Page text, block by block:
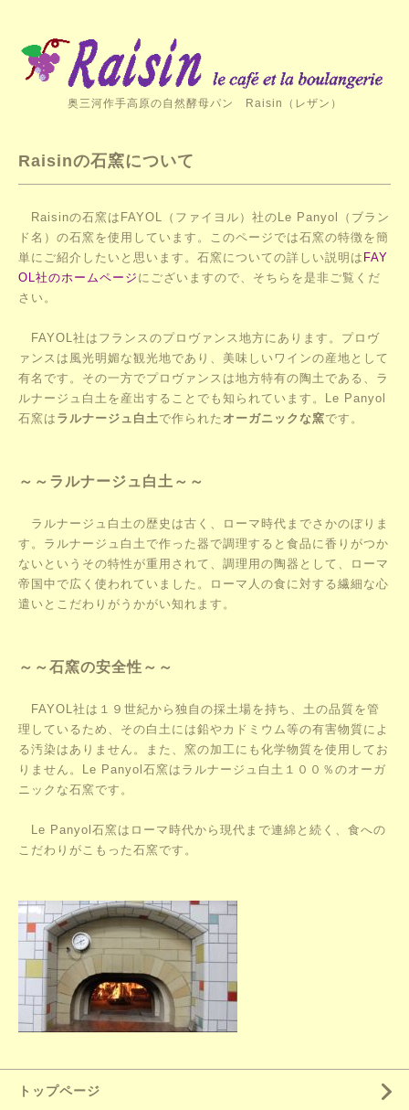
奥三河作手高原の自然酵母パン Raisin（レザン）
Raisinの石窯について
Raisinの石窯はFAYOL（ファイヨル）社のLe Panyol（ブラン
ド名）の石窯を使用しています。このページでは石窯の特徴を簡
単にご紹介したいと思います。石窯についての詳しい説明は FAY
OL社のホームページ にございますので、そちらを是非ご覧くだ
さい。
FAYOL社はフランスのプロヴァンス地方にあります。プロヴ
ァンスは風光明媚な観光地であり、美味しいワインの産地として
有名です。その一方でプロヴァンスは地方特有の陶土である、ラ
ルナージュ白土を産出することでも知られています。Le Panyol
石窯は ラルナージュ白土で作られた オーガニックな窯です。
～～ラルナージュ白土～～
ラルナージュ白土の歴史は古く、ローマ時代までさかのぼりま
す。ラルナージュ白土で作った器で調理すると食品に香りがつか
ないというその特性が重用されて、調理用の陶器として、ローマ
帝国中で広く使われていました。ローマ人の食に対する繊細な心
遣いとこだわりがうかがい知れます。
～～石窯の安全性～～
FAYOL社は１９世紀から独自の採土場を持ち、土の品質を管
理しているため、その白土には鉛やカドミウム等の有害物質によ
る汚染はありません。また、窯の加工にも化学物質を使用してお
りません。Le Panyol石窯はラルナージュ白土１００％のオーガ
ニックな石窯です。
Le Panyol石窯はローマ時代から現代まで連綿と続く、食への
こだわりがこもった 石窯です。
トップページ